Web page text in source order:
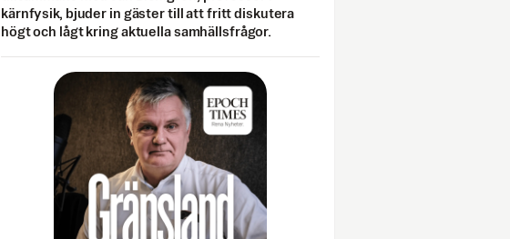
kärnfysik, bjuder in gäster till att fritt diskutera
högt och lågt kring aktuella samhällsfrågor.